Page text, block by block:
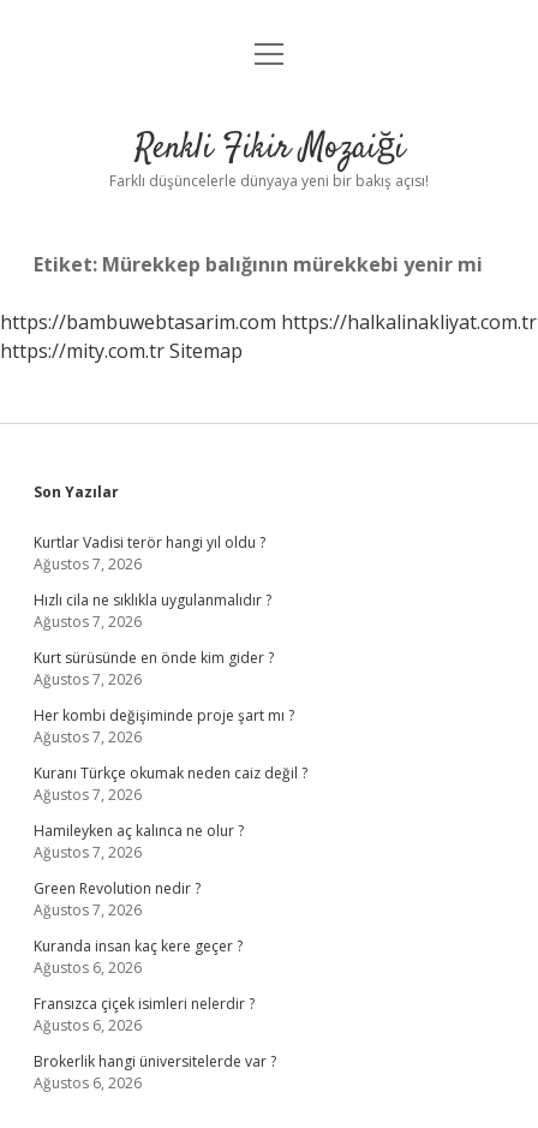
Anasayfa
Yasal Uyarı
menüyü
Renkli Fikir Mozaiği
Farklı düşüncelerle dünyaya yeni bir bakış açısı!
Etiket: Mürekkep balığının mürekkebi yenir mi
https://bambuwebtasarim.com https://halkalinakliyat.com.tr
https://mity.com.trSitemap
Sidebar
Son Yazılar
Kurtlar Vadisi terör hangi yıl oldu ?
Ağustos 7, 2026
Hızlı cila ne sıklıkla uygulanmalıdır ?
Ağustos 7, 2026
Kurt sürüsünde en önde kim gider ?
Ağustos 7, 2026
Her kombi değişiminde proje şart mı ?
Ağustos 7, 2026
Kuranı Türkçe okumak neden caiz değil ?
Ağustos 7, 2026
Hamileyken aç kalınca ne olur ?
Ağustos 7, 2026
Green Revolution nedir ?
Ağustos 7, 2026
Kuranda insan kaç kere geçer ?
Ağustos 6, 2026
Fransızca çiçek isimleri nelerdir ?
Ağustos 6, 2026
Brokerlik hangi üniversitelerde var ?
Ağustos 6, 2026